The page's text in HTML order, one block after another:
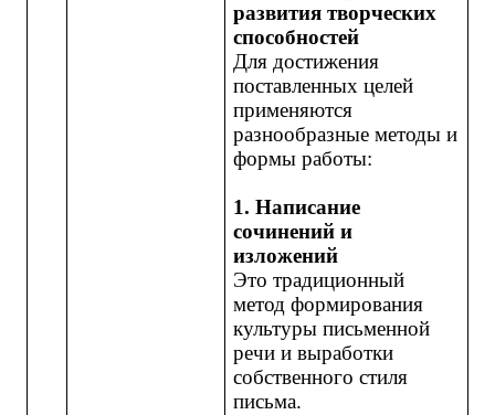
развития творческих
способностей
Для достижения
поставленных целей
применяются
разнообразные методы и
формы работы:
1. Написание
сочинений и
изложений
Это традиционный
метод формирования
культуры письменной
речи и выработки
собственного стиля
письма.